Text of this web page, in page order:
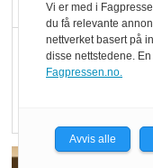
Vi er med i
du få relevante
nettverket basert på
disse nettstedene.
Fagpressen.no.
Avvis alle